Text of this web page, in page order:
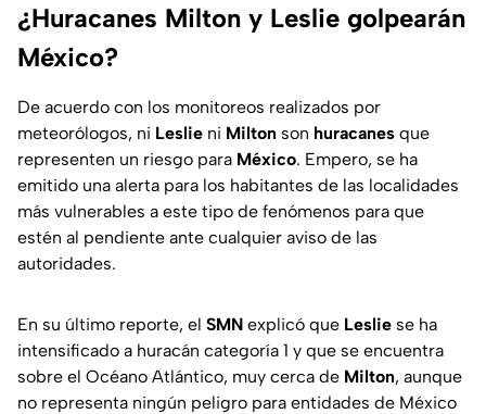
¿Huracanes Milton y Leslie golpearán
México?
De acuerdo con los monitoreos realizados por
meteorólogos, ni Leslie ni Milton son huracanes que
representen un riesgo para México. Empero, se ha
emitido una alerta para los habitantes de las localidades
más vulnerables a este tipo de fenómenos para que
estén al pendiente ante cualquier aviso de las
autoridades.
En su último reporte, el SMN explicó que Leslie se ha
intensificado a huracán categoría 1 y que se encuentra
sobre el Océano Atlántico, muy cerca de Milton, aunque
no representa ningún peligro para entidades de México